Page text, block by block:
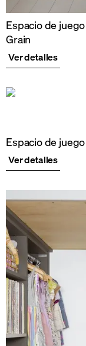
Espacio de
Grain
Ver detalles
Espacio de
Ver detalles